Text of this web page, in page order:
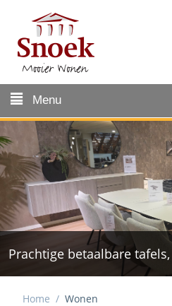
Menu
Prachtige betaalbare
Ruime keuze
Home / Wonen